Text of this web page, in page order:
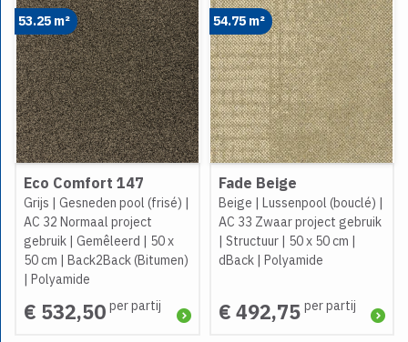
53.25 m²
Eco Comfort 147
Grijs | Gesneden pool (frisé) |
AC 32 Normaal project
gebruik | Gemêleerd | 50 x
50 cm | Back2Back (Bitumen)
| Polyamide
€ 532,50 per partij
54.75 m²
Fade Beige
Beige | Lussenpool (bouclé) |
AC 33 Zwaar project gebruik
| Structuur| 50 x 50 cm |
dBack| Polyamide
€ 492,75 per partij